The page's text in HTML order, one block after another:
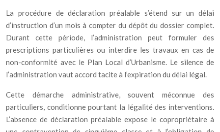
La procédure de déclaration préalable s’étend sur un délai
d’instruction d’un mois à compter du dépôt du dossier complet.
Durant cette période, l’administration peut formuler des
prescriptions particulières ou interdire les travaux en cas de
non-conformité avec le Plan Local d’Urbanisme. Le silence de
l’administration vaut accord tacite à l’expiration du délai légal.
Cette démarche administrative, souvent méconnue des
particuliers, conditionne pourtant la légalité des interventions.
L’absence de déclaration préalable expose le copropriétaire à